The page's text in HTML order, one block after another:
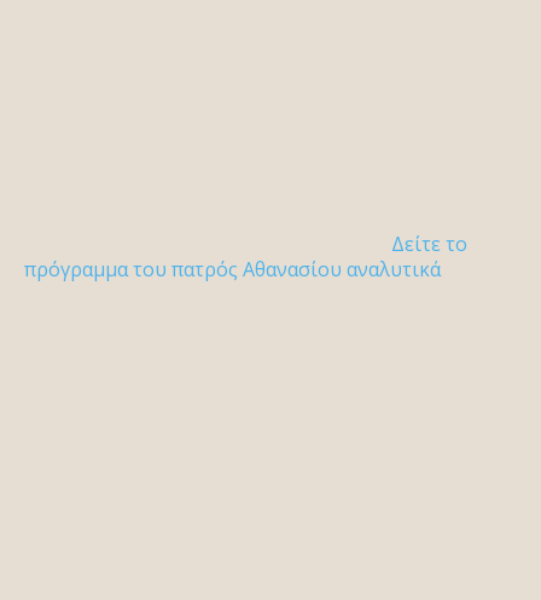
Δείτε το
πρόγραμμα του πατρός Αθανασίου αναλυτικά